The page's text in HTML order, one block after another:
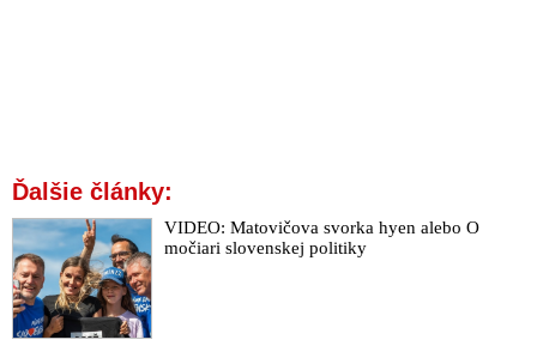
VIDEO: „Z Európskej únie netreba odchádzať, pretože ak
bude týmto štýlom pokračovať aj naďalej, sama sa rozpadne,“
vyhlásil maďarský premiér Viktor Orbán
Premiér Robert Fico prehovoril o geopolitickom zlome, ale aj o
hlavnej téme jeho rozhovoru s Putinom: „V EÚ ani netušíme,
čo sa vlastne deje vo vzťahoch medzi USA a Ruskom, ktoré sú
absolútne rozhodujúce pre ukončenie vojenského konfliktu.
Ďalšie články:
VIDEO: Matovičova svorka hyen alebo O
močiari slovenskej politiky